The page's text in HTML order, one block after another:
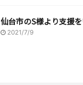
仙台市のS様より支援を
2021/7/9